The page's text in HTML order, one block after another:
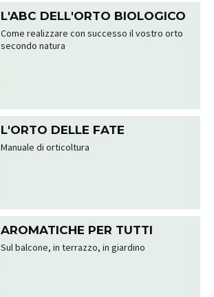
L'ABC DELL'ORTO BIOLOGICO
Come realizzare con successo il vostro orto
secondo natura
L'ORTO DELLE FATE
Manuale di orticoltura
AROMATICHE PER TUTTI
Sul balcone, in terrazzo, in giardino